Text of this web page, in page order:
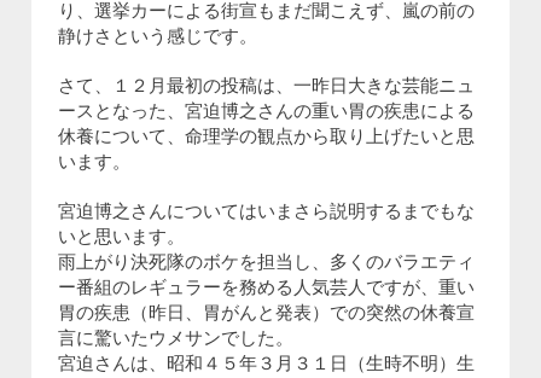
り、選挙カーによる街宣もまだ聞こえず、嵐の前の
静けさという感じです。
さて、１２月最初の投稿は、一昨日大きな芸能ニュ
ースとなった、宮迫博之さんの重い胃の疾患による
休養について、命理学の観点から取り上げたいと思
います。
宮迫博之さんについてはいまさら説明するまでもな
いと思います。
雨上がり決死隊のボケを担当し、多くのバラエティ
ー番組のレギュラーを務める人気芸人ですが、重い
胃の疾患（昨日、胃がんと発表）での突然の休養宣
言に驚いたウメサンでした。
宮迫さんは、昭和４５年３月３１日（生時不明）生